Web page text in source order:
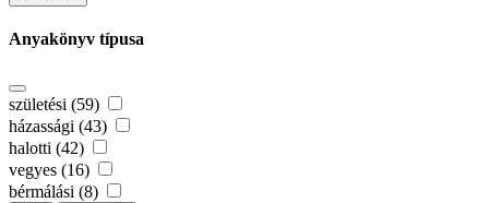
Anyakönyv típusa
születési (59)
házassági (43)
halotti (42)
vegyes (16)
bérmálási (8)